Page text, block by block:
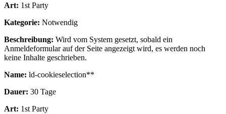
Art: 1st Party
Kategorie: Notwendig
Beschreibung: Wird vom System gesetzt, sobald ein
Anmeldeformular auf der Seite angezeigt wird, es werden noch
keine Inhalte geschrieben.
Name: ld-cookieselection**
Dauer: 30 Tage
Art: 1st Party